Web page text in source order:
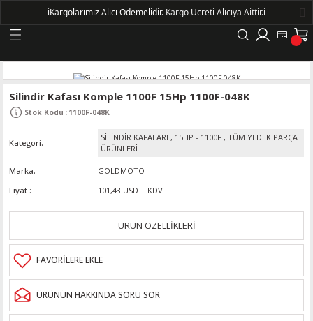
Geri Dön
KASNAKLI ALTERNATÖRLER - 1500
Silindir Kafası Komple 1100F 15Hp 1100F-048K
Stok Kodu : 1100F-048K
Kategori
SİLİNDİR KAFALARI , 15HP - 1100F , TÜM YEDEK PARÇA
ÜRÜNLERİ
Marka
GOLDMOTO
Fiyat
101,43 USD + KDV
ÜRÜN ÖZELLİKLERİ
ÜRÜNÜN HAKKINDA SORU SOR
ℹ️Kargolarımız Alıcı Ödemelidir. Kargo Ücreti Alıcıya Aittir.ℹ️